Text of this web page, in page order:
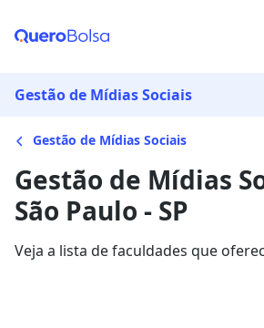
Gestão de Mídias Sociais
Gestão de Mídias Sociais
Gestão de Mídias
São Paulo - SP
Veja a lista de faculdades que